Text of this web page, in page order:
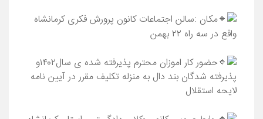
️مکان :سالن اجتماعات کانون پرورش فکری کرمانشاه
واقع در سه راه ۲۲ بهمن
حضور کار اموزان محترم پذیرفته شده ی سال۱۴۰۲و
پذیرفته شدگان بند دال به منزله تکلیف مقرر در آیین نامه
لایحه استقلال